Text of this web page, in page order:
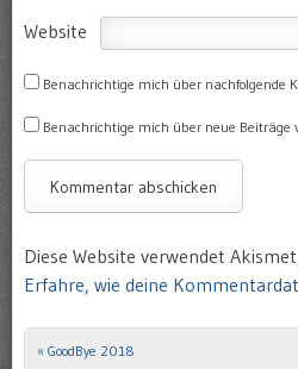
Website
Benachrichtige mich über nachfolgende
Benachrichtige mich über neue Beiträge
Diese Website verwendet
Erfahre, wie deine
Post navigation
« GoodBye 2018